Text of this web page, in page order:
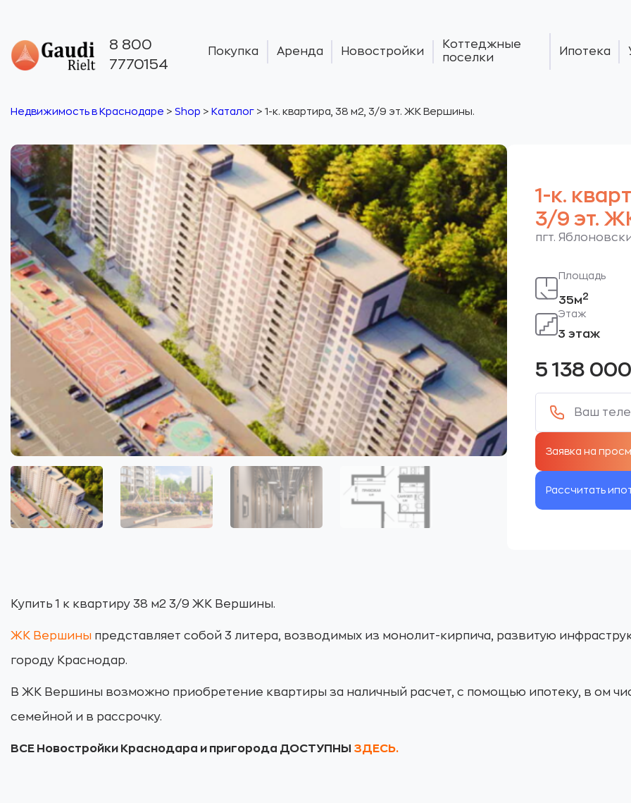
8 800
7770154
Покупка Аренда Новостройки
Коттеджные
поселки
Ипотека
Недвижимость в Краснодаре > Shop > Каталог > 1-к. квартира, 38 м2, 3/9 эт. ЖК Вершины.
1-к.
3/9 эт.
пгт.
Площадь
35м2
Этаж
3 этаж
5 138 000
Рассчитать
Купить 1 к квартиру 38 м2 3/9 ЖК Вершины.
ЖК Вершины представляет собой 3 литера, возводимых из монолит-кирпича, развитую
городу Краснодар.
В ЖК Вершины возможно приобретение квартиры за наличный расчет, с помощью ипотеку, в ом
семейной и в рассрочку.
ВСЕ Новостройки Краснодара и пригорода ДОСТУПНЫ ЗДЕСЬ.